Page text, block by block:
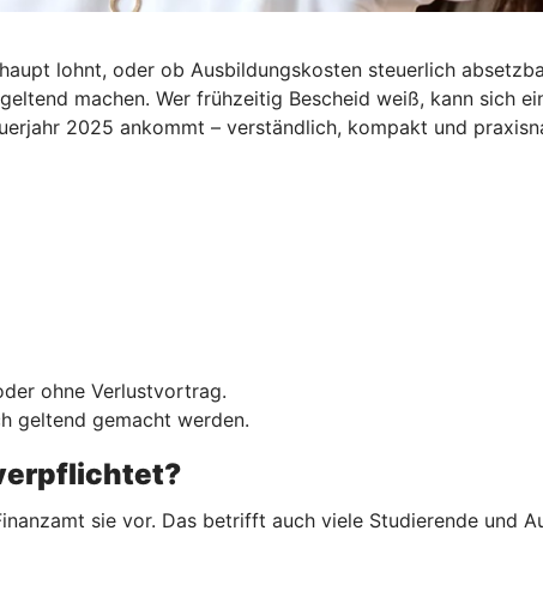
lohnt, oder ob Ausbildungskosten steuerlich
machen. Wer frühzeitig Bescheid weiß, kann sich
2025 ankommt – verständlich, kompakt und
ohne Verlustvortrag.
geltend gemacht werden.
sie vor. Das betrifft auch viele Studierende und